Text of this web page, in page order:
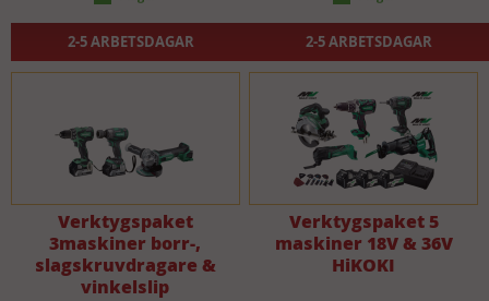
2-5 ARBETSDAGAR 2-5 ARBETSDAGAR
Verktygspaket
3maskiner borr-,
slagskruvdragare &
vinkelslip
Verktygspaket 5
maskiner 18V & 36V
HiKOKI